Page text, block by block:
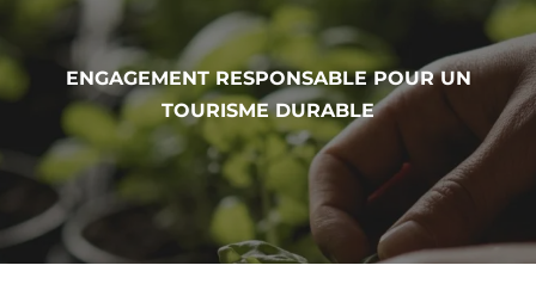
ENGAGEMENT RESPONSABLE POUR UN
TOURISME DURABLE